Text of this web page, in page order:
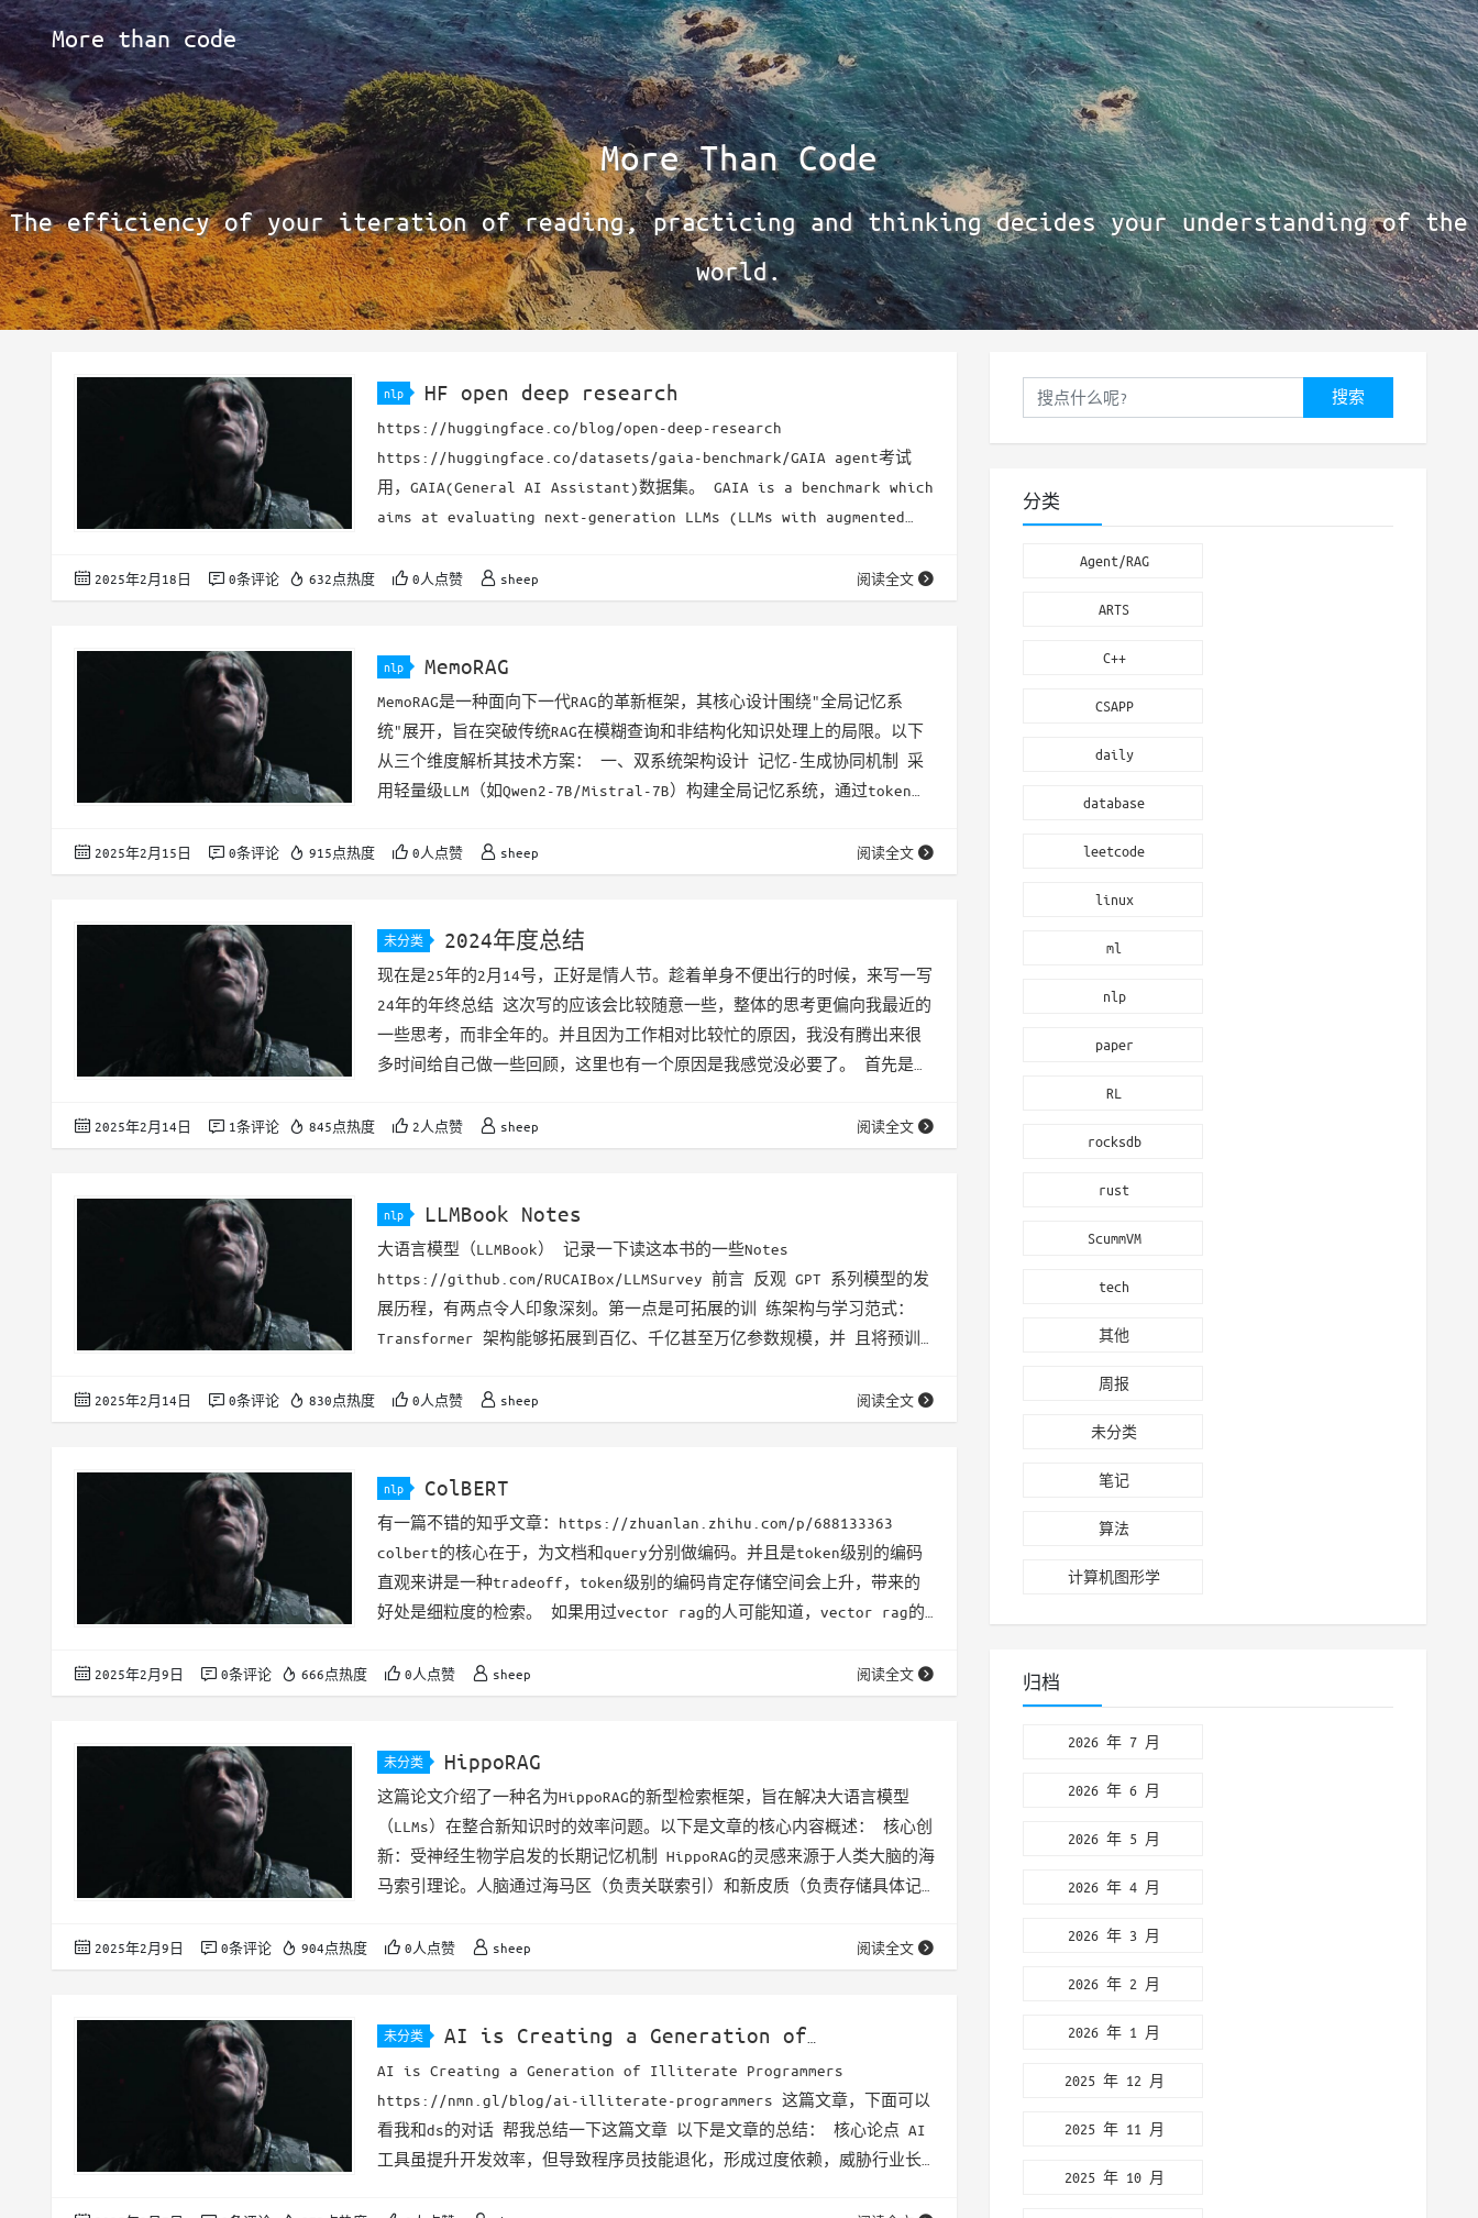
More than code
More Than Code
The efficiency of your iteration of reading, practicing and thinking decides your understanding of the
world.
nlp HF open deep research
https://huggingface.co/blog/open-deep-research
https://huggingface.co/datasets/gaia-benchmark/GAIA agent考试
用，GAIA(General AI Assistant)数据集。 GAIA is a benchmark which
aims at evaluating next-generation LLMs (LLMs with augmented
2025年2月18日 0条评论 632点热度 0人点赞 sheep 阅读全文
nlp MemoRAG
MemoRAG是一种面向下一代RAG的革新框架，其核心设计围绕"全局记忆系
统"展开，旨在突破传统RAG在模糊查询和非结构化知识处理上的局限。以下
从三个维度解析其技术方案： 一、双系统架构设计 记忆-生成协同机制 采
用轻量级LLM（如Qwen2-7B/Mistral-7B）构建全局记忆系统，通过token压
检索系统定位原始知识片段，再由高性能LLM（如Llama3-8B）完成最终生
成。 动态记忆编码 在Transformer架构中引入专用记忆投影矩…
2025年2月15日 0条评论 915点热度 0人点赞 sheep 阅读全文
未分类 2024年度总结
现在是25年的2月14号，正好是情人节。趁着单身不便出行的时候，来写一写
24年的年终总结 这次写的应该会比较随意一些，整体的思考更偏向我最近的
一些思考，而非全年的。并且因为工作相对比较忙的原因，我没有腾出来很
多时间给自己做一些回顾，这里也有一个原因是我感觉没必要了。 首先是一
合后面半年review的预期的。 * 读书线上200+小时，还有一些线下的就先
不算上了 * 减肥，其实本来想减到150的，现在是160～170之间徘徊中 *
2025年2月14日 1条评论 845点热度 2人点赞 sheep 阅读全文
nlp LLMBook Notes
大语言模型（LLMBook） 记录一下读这本书的一些Notes
https://github.com/RUCAIBox/LLMSurvey 前言 反观 GPT 系列模型的发
展历程，有两点令人印象深刻。第一点是可拓展的训 练架构与学习范式：
Transformer 架构能够拓展到百亿、千亿甚至万亿参数规模，并 且将预训
据规模的重视：不同于 BERT 时代的预训练语言模型，这次大语言模型的成
功与数据有着更为紧密的关系，高质量数据、超大规模数据成为大语言…
2025年2月14日 0条评论 830点热度 0人点赞 sheep 阅读全文
nlp ColBERT
有一篇不错的知乎文章：https://zhuanlan.zhihu.com/p/688133363
colbert的核心在于，为文档和query分别做编码。并且是token级别的编码
直观来讲是一种tradeoff，token级别的编码肯定存储空间会上升，带来的
好处是细粒度的检索。 如果用过vector rag的人可能知道，vector rag的
里让DS帮忙总结了一下colbert的优缺点，比较全面： ColBERT的Late
Interactio…
2025年2月9日 0条评论 666点热度 0人点赞 sheep 阅读全文
未分类 HippoRAG
这篇论文介绍了一种名为HippoRAG的新型检索框架，旨在解决大语言模型
（LLMs）在整合新知识时的效率问题。以下是文章的核心内容概述： 核心创
新：受神经生物学启发的长期记忆机制 HippoRAG的灵感来源于人类大脑的海
马索引理论。人脑通过海马区（负责关联索引）和新皮质（负责存储具体记
拟：构建一个开放式的知识图谱（KG），存储文本中的实体和关系。 - 新皮
质的模拟：利用LLM解析文本并提取知识。 - 个性化PageRank（PPR）算
2025年2月9日 0条评论 904点热度 0人点赞 sheep 阅读全文
未分类
AI is Creating a Generation of
Illiterate Programmers 一些想法
AI is Creating a Generation of Illiterate Programmers
https://nmn.gl/blog/ai-illiterate-programmers 这篇文章，下面可以
看我和ds的对话 帮我总结一下这篇文章 以下是文章的总结： 核心论点 AI
工具虽提升开发效率，但导致程序员技能退化，形成过度依赖，威胁行业长
搜索
分类
Agent/RAG
ARTS
C++
CSAPP
daily
database
leetcode
linux
ml
nlp
paper
RL
rocksdb
rust
ScummVM
tech
其他
周报
未分类
笔记
算法
计算机图形学
归档
2026 年 7 月
2026 年 6 月
2026 年 5 月
2026 年 4 月
2026 年 3 月
2026 年 2 月
2026 年 1 月
2025 年 12 月
2025 年 11 月
2025 年 10 月